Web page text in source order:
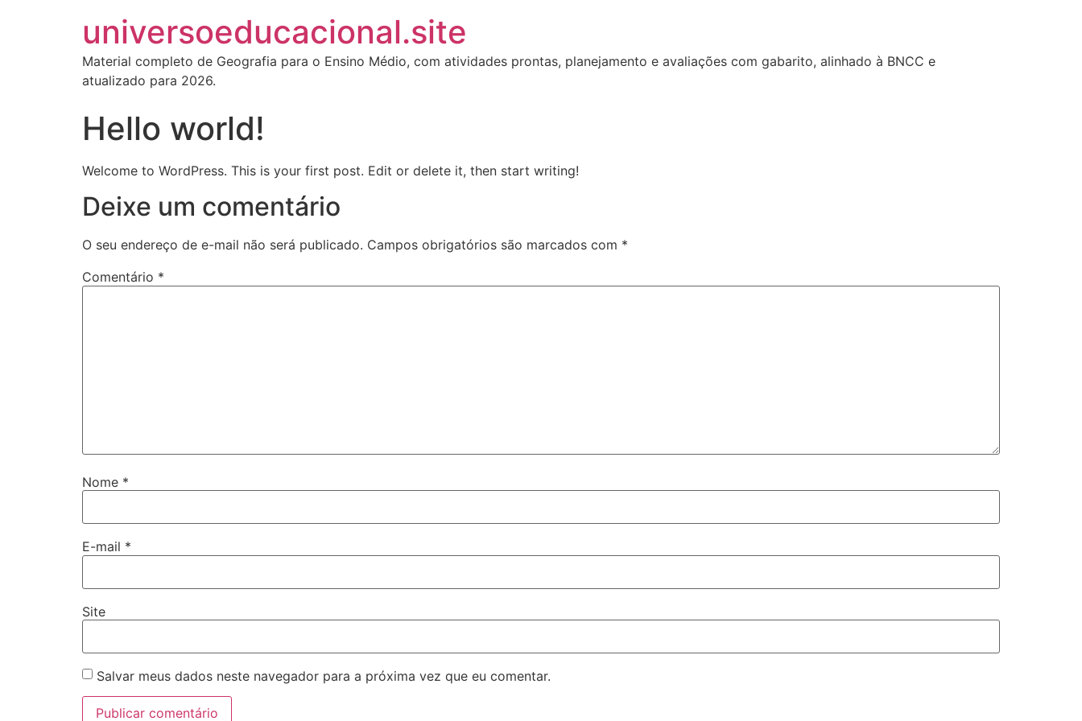
universoeducacional.site
Material completo de Geografia para o Ensino Médio, com atividades prontas, planejamento e avaliações com gabarito, alinhado à BNCC e
atualizado para 2026.
Hello world!
Welcome to WordPress. This is your first post. Edit or delete it, then start writing!
Deixe um comentário
O seu endereço de e-mail não será publicado. Campos obrigatórios são marcados com *
Comentário *
Nome *
E-mail *
Site
Salvar meus dados neste navegador para a próxima vez que eu comentar.